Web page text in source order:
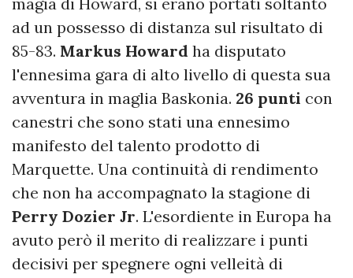
ad un possesso di distanza sul risultato di
85-83. Markus Howard ha disputato
l'ennesima gara di alto livello di questa sua
avventura in maglia Baskonia. 26 punti con
canestri che sono stati una ennesimo
manifesto del talento prodotto di
Marquette. Una continuità di rendimento
che non ha accompagnato la stagione di
Perry Dozier Jr. L'esordiente in Europa ha
avuto però il merito di realizzare i punti
decisivi per spegnere ogni velleità di